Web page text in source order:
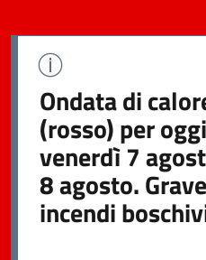
Ondata di
(rosso) per
venerdì 7
8 agosto.
incendi